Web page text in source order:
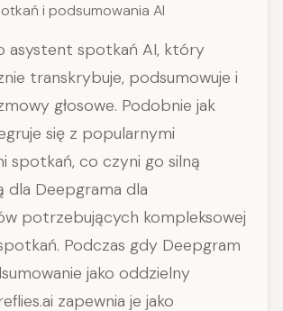
i podsumowania AI
asystent spotkań AI, który
transkrybuje, podsumowuje i
głosowe. Podobnie jak
się z popularnymi
spotkań, co czyni go silną
dla Deepgrama dla
potrzebujących kompleksowej
Podczas gdy Deepgram
jako oddzielny
zapewnia je jako